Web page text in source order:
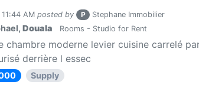
AM posted by P Stephane Immobilier
Douala Rooms - Studio for Rent
chambre moderne levier cuisine carrelé
derrière l essec
Supply